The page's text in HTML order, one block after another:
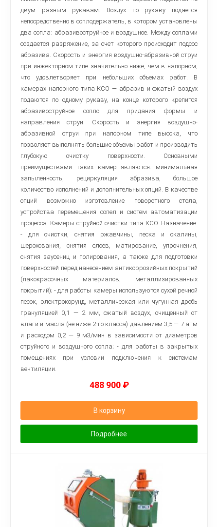
двум разным рукавам. Воздух по рукаву подается
непосредственно в соплодержатель, в котором установлены
два сопла: абразивоструйное и воздушное. Между соплами
создается разряжение, за счет которого происходит подсос
абразива. Скорость и энергия воздушно-абразивной струи
при инжекторном типе значительно ниже, чем в напорном,
что удовлетворяет при небольших объемах работ. В
камерах напорного типа КСО — абразив и сжатый воздух
подаются по одному рукаву, на конце которого крепится
абразивоструйное сопло для придания формы и
направления струи. Скорость и энергия воздушно-
абразивной струи при напорном типе высока, что
позволяет выполнять большие объемы работ и производить
глубокую очистку поверхности. Основными
преимуществами таких камер являются: минимальная
запыленность, рециркуляция абразива, большое
количество исполнений и дополнительных опций. В качестве
опций возможно изготовление поворотного стола,
устройства перемещения сопел и систем автоматизации
процесса. Камеры струйной очистки типа КСО. Назначение:
- для очистки, снятия ржавчины, песка и окалины,
шерохования, снятия слоев, матирование, упрочнения,
снятия заусениц и полирования, а также для подготовки
поверхностей перед нанесением антикоррозийных покрытий
(лакокрасочных материалов, металлизированных
покрытий); - для работы камеры используются сухой речной
песок, электрокорунд, металлическая или чугунная дробь
грануляцией 0,1 — 2 мм, сжатый воздух, очищенный от
влаги и масла (не ниже 2-го класса) давлением 3,5 — 7 атм
и расходом 0,2 — 9 м3/мин в зависимости от диаметров
струйного и воздушного сопла; - для работы в закрытых
помещениях при условии подключения к системам
вентиляции.
488 900 ₽
В корзину
Подробнее